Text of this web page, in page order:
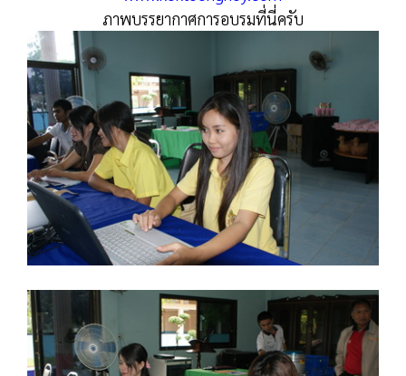
ภาพบรรยากาศการอบรมที่นี่ครับ